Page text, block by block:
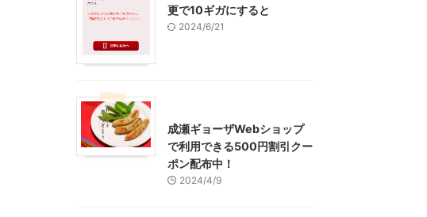
更で10ギガにすると
2024/6/21
成瀬ギョーザWebショップ
で利用できる500円割引クー
ポン配布中！
2024/4/9